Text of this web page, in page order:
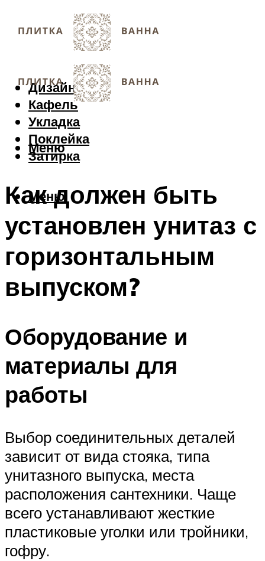
Дизайн
Кафель
Укладка
Поклейка
Затирка
Меню
Меню
Как должен быть
установлен унитаз с
горизонтальным
выпуском?
Оборудование и
материалы для
работы
Выбор соединительных деталей
зависит от вида стояка, типа
унитазного выпуска, места
расположения сантехники. Чаще
всего устанавливают жесткие
пластиковые уголки или тройники,
гофру.